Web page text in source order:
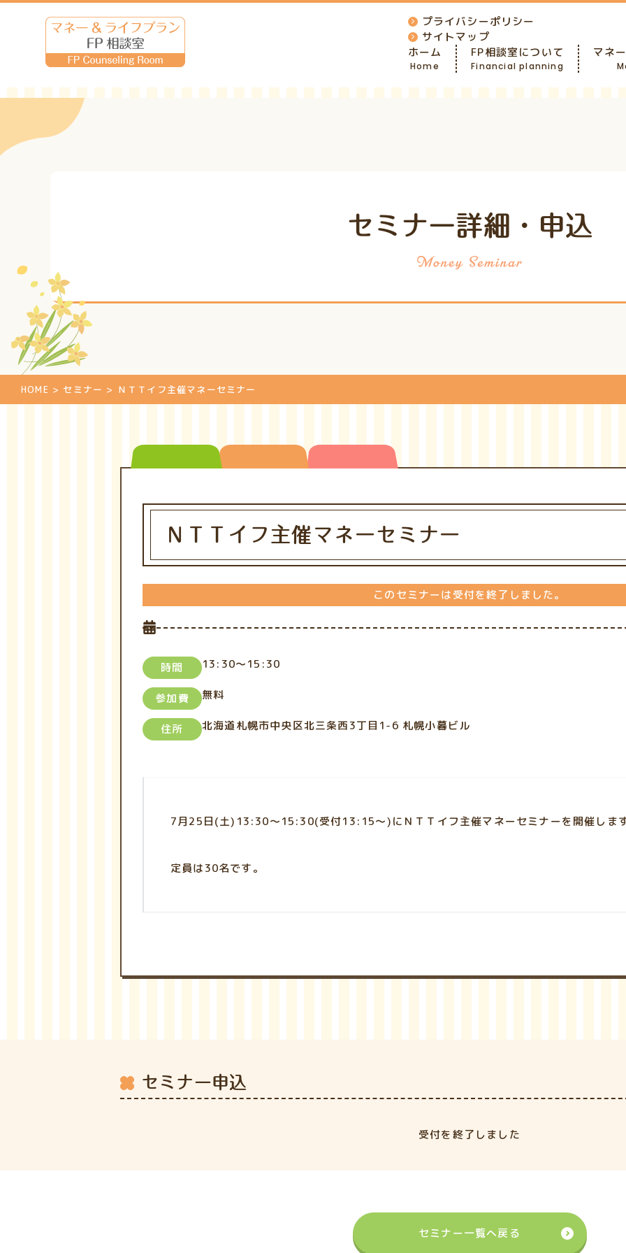
プライバシーポリシー
サイトマップ
ホーム
Home
FP相談室について
Financial planning
マネ
セミナー詳細・申込
HOME > セミナー > ＮＴＴイフ主催マネーセミナー
ＮＴＴイフ主催マネーセミナー
このセミナーは受付を終了しました。
時間 13:30～15:30
参加費 無料
住所 北海道札幌市中央区北三条西3丁目1-6 札幌小暮ビル
7月25日(土)13:30～15:30(受付13:15～)にＮＴＴイフ主催マネーセミナーを開催しま
定員は30名です。
セミナー申込
受付を終了しました
セミナー一覧へ戻る